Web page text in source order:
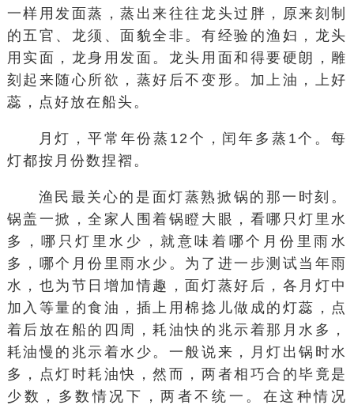
一样用发面蒸，蒸出来往往龙头过胖，原来刻制
的五官、龙须、面貌全非。有经验的渔妇，龙头
用实面，龙身用发面。龙头用面和得要硬朗，雕
刻起来随心所欲，蒸好后不变形。加上油，上好
蕊，点好放在船头。
月灯，平常年份蒸12个，闰年多蒸1个。每
灯都按月份数捏褶。
渔民最关心的是面灯蒸熟掀锅的那一时刻。
锅盖一掀，全家人围着锅瞪大眼，看哪只灯里水
多，哪只灯里水少，就意味着哪个月份里雨水
多，哪个月份里雨水少。为了进一步测试当年雨
水，也为节日增加情趣，面灯蒸好后，各月灯中
加入等量的食油，插上用棉捻儿做成的灯蕊，点
着后放在船的四周，耗油快的兆示着那月水多，
耗油慢的兆示着水少。一般说来，月灯出锅时水
多，点灯时耗油快，然而，两者相巧合的毕竟是
少数，多数情况下，两者不统一。在这种情况